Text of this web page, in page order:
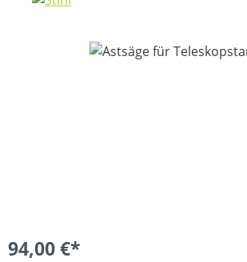
Bildergalerie überspringen
94,00 €*